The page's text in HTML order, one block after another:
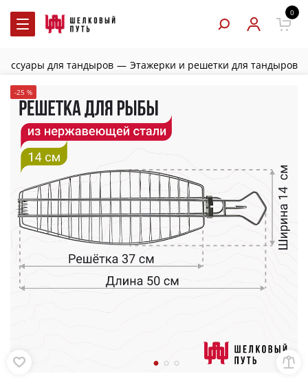
0
для тандыров — Этажерки и решетки для тандыров
-25 %